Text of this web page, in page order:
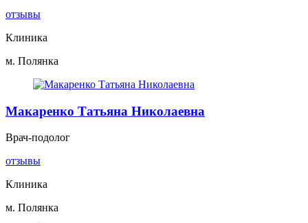
отзывы
Клиника
м. Полянка
Макаренко Татьяна Николаевна
Врач-подолог
отзывы
Клиника
м. Полянка